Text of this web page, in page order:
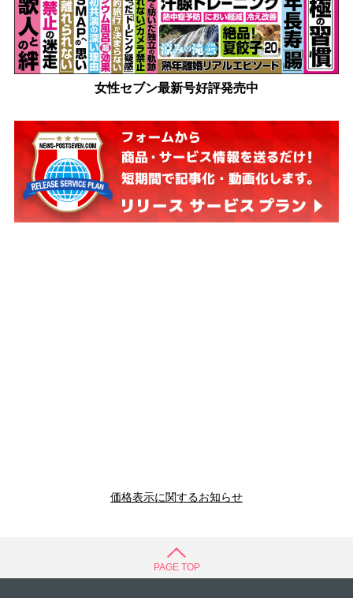
女性セブン最新号好評発売中
価格表示に関するお知らせ
PAGE TOP